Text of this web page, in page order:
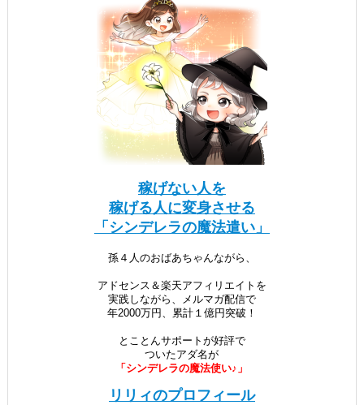
稼げない人を
稼げる人に変身させる
「シンデレラの魔法遣い」
孫４人のおばあちゃんながら、
アドセンス＆楽天アフィリエイトを
実践しながら、メルマガ配信で
年2000万円、累計１億円突破！
とことんサポートが好評で
ついたアダ名が
「シンデレラの魔法使い♪」
リリィのプロフィール